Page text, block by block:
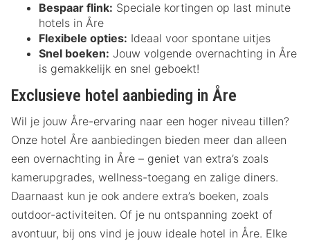
Bespaar flink: Speciale kortingen op last minute
hotels in Åre
Flexibele opties: Ideaal voor spontane uitjes
Snel boeken: Jouw volgende overnachting in Åre
is gemakkelijk en snel geboekt!
Exclusieve hotel aanbieding in Åre
Wil je jouw Åre-ervaring naar een hoger niveau tillen?
Onze hotel Åre aanbiedingen bieden meer dan alleen
een overnachting in Åre – geniet van extra’s zoals
kamerupgrades, wellness-toegang en zalige diners.
Daarnaast kun je ook andere extra’s boeken, zoals
outdoor-activiteiten. Of je nu ontspanning zoekt of
avontuur, bij ons vind je jouw ideale hotel in Åre. Elke